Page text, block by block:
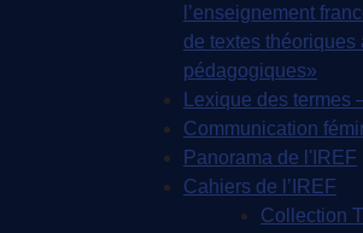
l’enseignement
de textes théoriques
pédagogiques»
Lexique des termes
Communication
Panorama de l'IREF
Cahiers de l’IREF
Collection